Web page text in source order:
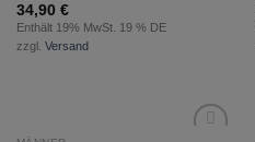
34,90 €
Enthält 19% MwSt. 19 % DE
zzgl. Versand